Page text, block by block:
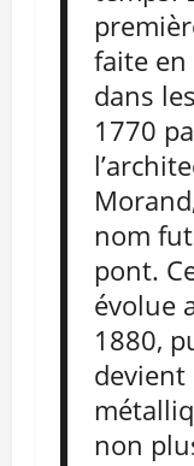
faite en
dans
1770
nom
pont.
évolue
1880,
non